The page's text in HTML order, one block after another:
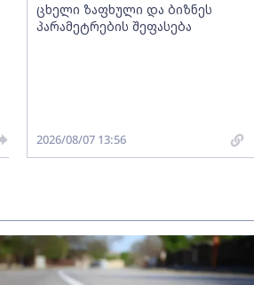
ცხელი ზაფხული და ბიზნეს
პარამეტრების შეფასება
2026/08/07 13:56